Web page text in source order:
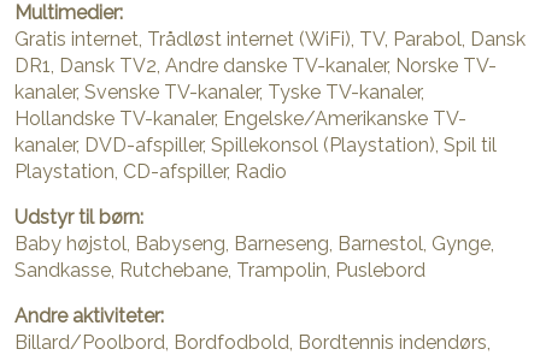
Multimedier:
Gratis internet, Trådløst internet (WiFi), TV, Parabol, Dansk
DR1, Dansk TV2, Andre danske TV-kanaler, Norske TV-
kanaler, Svenske TV-kanaler, Tyske TV-kanaler,
Hollandske TV-kanaler, Engelske/Amerikanske TV-
kanaler, DVD-afspiller, Spillekonsol (Playstation), Spil til
Playstation, CD-afspiller, Radio
Udstyr til børn:
Baby højstol, Babyseng, Barneseng, Barnestol, Gynge,
Sandkasse, Rutchebane, Trampolin, Puslebord
Andre aktiviteter:
Billard/Poolbord, Bordfodbold, Bordtennis indendørs,